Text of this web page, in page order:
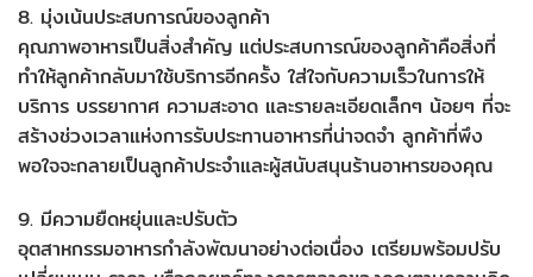
8. มุ่งเน้นประสบการณ์ของลูกค้า
คุณภาพอาหารเป็นสิ่งสำคัญ แต่ประสบการณ์ของลูกค้าคือสิ่งที่
ทำให้ลูกค้ากลับมาใช้บริการอีกครั้ง ใส่ใจกับความเร็วในการให้
บริการ บรรยากาศ ความสะอาด และรายละเอียดเล็กๆ น้อยๆ ที่จะ
สร้างช่วงเวลาแห่งการรับประทานอาหารที่น่าจดจำ ลูกค้าที่พึง
พอใจจะกลายเป็นลูกค้าประจำและผู้สนับสนุนร้านอาหารของคุณ
9. มีความยืดหยุ่นและปรับตัว
อุตสาหกรรมอาหารกำลังพัฒนาอย่างต่อเนื่อง เตรียมพร้อมปรับ